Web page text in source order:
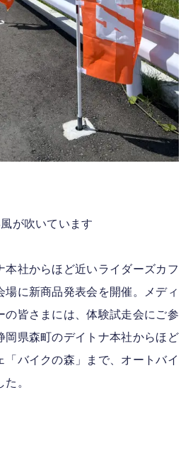
が吹いています
本社からほど近いライダーズカフ
場に新商品発表会を開催。メディ
の皆さまには、体験試走会にご参
岡県森町のデイトナ本社からほど
「バイクの森」まで、オートバイ
。